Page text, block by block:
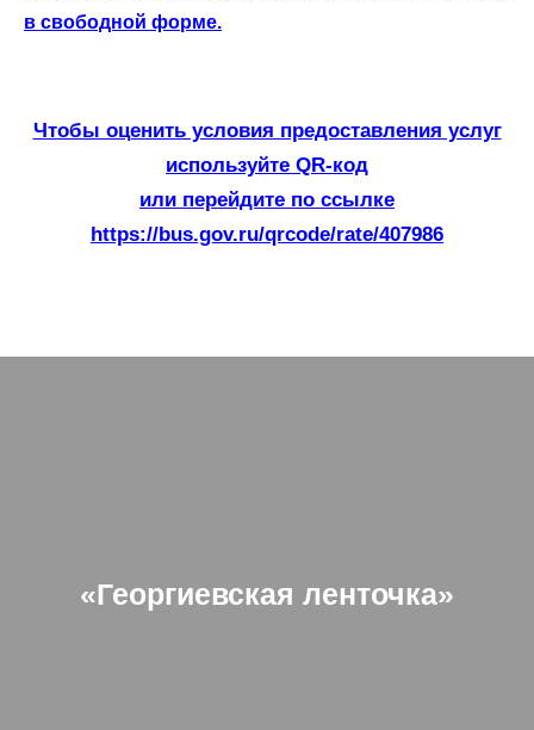
в свободной форме.
Чтобы оценить условия предоставления услуг
используйте QR-код
или перейдите по ссылке
https://bus.gov.ru/qrcode/rate/407986
«Георгиевская ленточка»